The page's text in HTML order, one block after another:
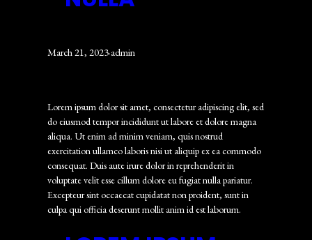
March 21, 2023·admin
Lorem ipsum dolor sit amet, consectetur adipiscing elit, sed
do eiusmod tempor incididunt ut labore et dolore magna
aliqua. Ut enim ad minim veniam, quis nostrud
exercitation ullamco laboris nisi ut aliquip ex ea commodo
consequat. Duis aute irure dolor in reprehenderit in
voluptate velit esse cillum dolore eu fugiat nulla pariatur.
Excepteur sint occaecat cupidatat non proident, sunt in
culpa qui officia deserunt mollit anim id est laborum.